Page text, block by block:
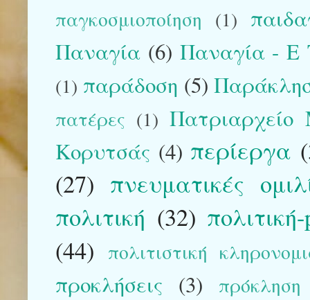
παγκοσμιοποίηση (1)
Παναγία (6) Παναγία - E
(1) παράδοση (5)
πατέρες (1) Πατριαρχείο
Κορυτσάς (4) περίεργα
(27) πνευματικές
πολιτική (32)
(44) πολιτιστική
προκλήσεις (3)
πρόκληση